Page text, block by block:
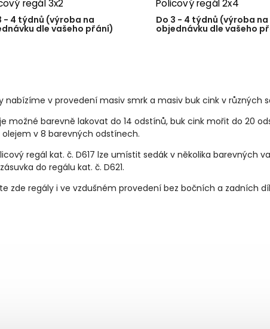
regál 3x2
- 4 týdnů (výroba na
dle vašeho přání)
Policový regál 2x4
Do 3 - 4 týdnů (výroba na
objednávku dle vašeho
nabízíme v provedení masiv smrk a masiv buk cink v různých
možné barevně lakovat do 14 odstínů, buk cink mořit do 20
v 8 barevných odstínech.
regál kat. č. D617 lze umístit sedák v několika barevných
do regálu kat. č. D621.
zde regály i ve vzdušném provedení bez bočních a zadních